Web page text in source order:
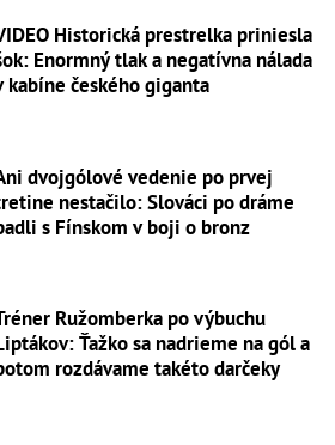
Historická prestrelka priniesla
Enormný tlak a negatívna nálada
kabíne českého giganta
dvojgólové vedenie po prvej
nestačilo: Slováci po dráme
s Fínskom v boji o bronz
Ružomberka po výbuchu
Ťažko sa nadrieme na gól a
rozdávame takéto darčeky